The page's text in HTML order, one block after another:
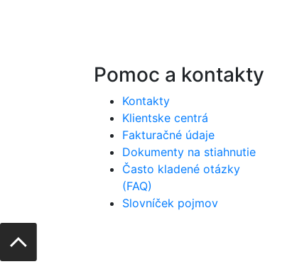
Pomoc a kontakty
Kontakty
Klientske centrá
Fakturačné údaje
Dokumenty na stiahnutie
Často kladené otázky
(FAQ)
Slovníček pojmov